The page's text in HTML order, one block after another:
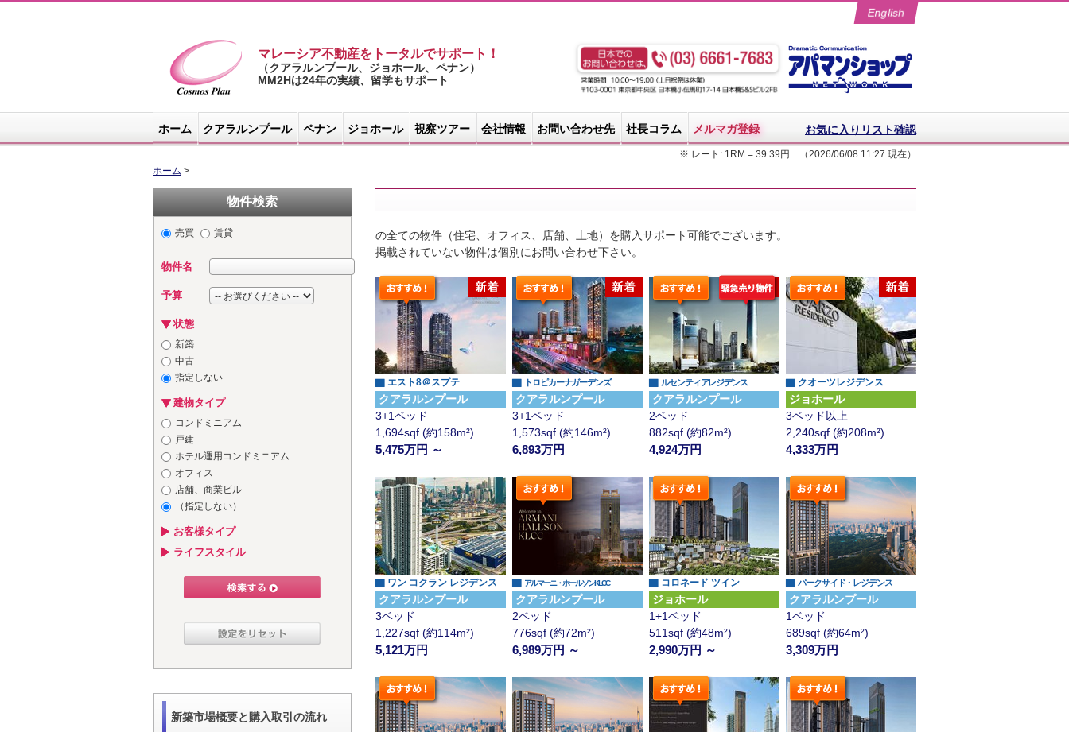
English
コスモスプラ
マレーシア不動産をトータルでサポート！
（クアラルンプール、ジョホール、ペナン）
MM2Hは24年の実績、留学もサポート
ホーム クアラルンプール ペナン ジョホール 視察ツアー 会社情報 お問い合わせ先 社長コラム メルマガ登録 お気に入りリスト確認
※ レート: 1RM = 39.39円 （2026/06/08 11:27 現在）
ホーム >
物件検索
売買 賃貸
物件名
予算
状態
新築
中古
指定しない
建物タイプ
コンドミニアム
戸建
ホテル運用コンドミニアム
オフィス
店舗、商業ビル
（指定しない）
お客様タイプ
ライフスタイル
新築市場概要と購入取引の流れ
の全ての物件（住宅、オフィス、店舗、土地）を購入サポート可能でございます。
掲載されていない物件は個別にお問い合わせ下さい。
▇ エスト8＠スプテ
クアラルンプール
3+1ベッド
1,694sqf (約158m²)
5,475万円 ～
▇ トロピカーナガーデンズ
クアラルンプール
3+1ベッド
1,573sqf (約146m²)
6,893万円
▇ ルセンティアレジデンス
クアラルンプール
2ベッド
882sqf (約82m²)
4,924万円
▇ クオーツレジデンス
ジョホール
3ベッド以上
2,240sqf (約208m²)
4,333万円
▇ ワン コクラン レジデンス
クアラルンプール
3ベッド
1,227sqf (約114m²)
5,121万円
▇ アルマーニ・ホールソンKLCC
クアラルンプール
2ベッド
776sqf (約72m²)
6,989万円 ～
▇ コロネード ツイン
ジョホール
1+1ベッド
511sqf (約48m²)
2,990万円 ～
▇ パークサイド・レジデンス
クアラルンプール
1ベッド
689sqf (約64m²)
3,309万円